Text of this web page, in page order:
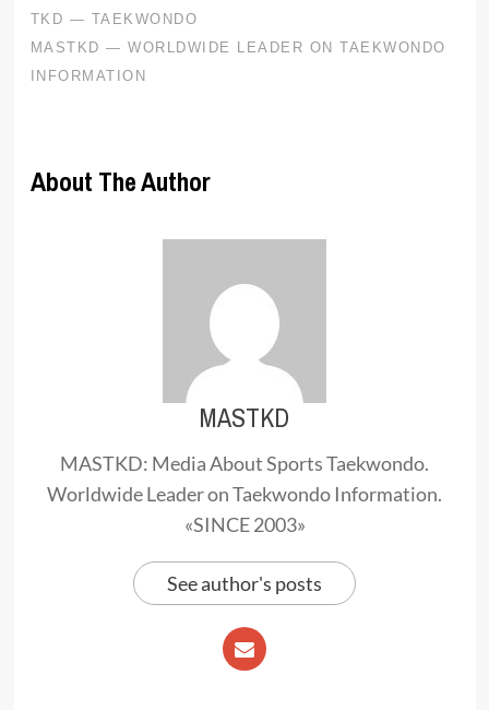
About The Author
MASTKD
MASTKD: Media About Sports Taekwondo.
Worldwide Leader on Taekwondo Information.
«SINCE 2003»
See author's posts